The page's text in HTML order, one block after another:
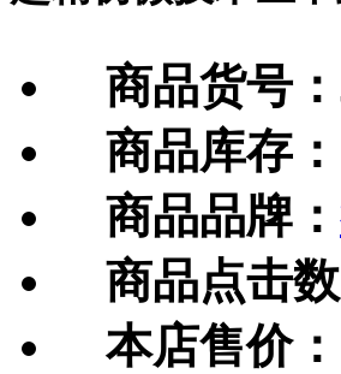
商品货号：
商品库存：
商品品牌：
商品点击数
本店售价：